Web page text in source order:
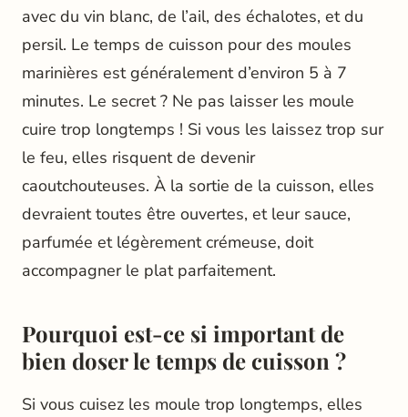
avec du vin blanc, de l’ail, des échalotes, et du
persil. Le temps de cuisson pour des moules
marinières est généralement d’environ 5 à 7
minutes. Le secret ? Ne pas laisser les moule
cuire trop longtemps ! Si vous les laissez trop sur
le feu, elles risquent de devenir
caoutchouteuses. À la sortie de la cuisson, elles
devraient toutes être ouvertes, et leur sauce,
parfumée et légèrement crémeuse, doit
accompagner le plat parfaitement.
Pourquoi est-ce si important de
bien doser le temps de cuisson ?
Si vous cuisez les moule trop longtemps, elles